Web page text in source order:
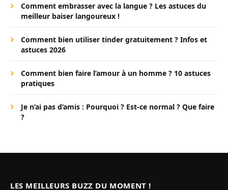
Comment embrasser avec la langue ? Les astuces du
meilleur baiser langoureux !
Comment bien utiliser tinder gratuitement ? Infos et
astuces 2026
Comment bien faire l’amour à un homme ? 10 astuces
pratiques
Je n’ai pas d’amis : Pourquoi ? Est-ce normal ? Que faire
?
LES MEILLEURS BUZZ DU MOMENT !